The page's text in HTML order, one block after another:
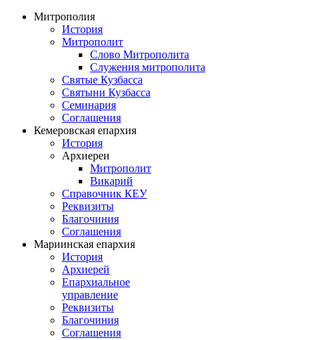
Митрополия
История
Митрополит
Слово Митрополита
Служения митрополита
Святые Кузбасса
Святыни Кузбасса
Семинария
Соглашения
Кемеровская епархия
История
Архиереи
Митрополит
Викарий
Справочник КЕУ
Реквизиты
Благочиния
Соглашения
Мариинская епархия
История
Архиерей
Епархиальное
управление
Реквизиты
Благочиния
Соглашения